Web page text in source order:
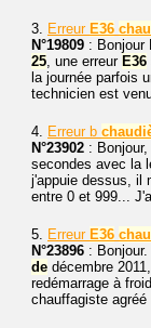
3. Erreur E36
N°19809 : Bonjour
25, une erreur E36
la journée parfois
technicien est
4. Erreur b
N°23902 :
secondes avec la
j'appuie dessus, il
entre 0 et 999...
5. Erreur E36
N°23896 :
de décembre
redémarrage à
chauffagiste agréé